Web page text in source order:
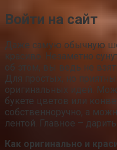
Войти на сайт
Даже самую обычную
красиво. Незаметно
об этом, вы ведь не
Для простых, но
оригинальных идей.
букете цветов или
собственноручно, а
лентой. Главное –
Как оригинально и